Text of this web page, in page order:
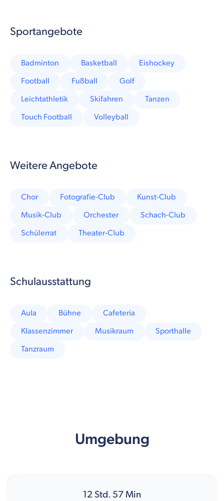
Sportangebote
Badminton Basketball
Eishockey
Football
Fußball
Golf
Leichtathletik
Skifahren
Tanzen
Touch Football
Volleyball
Weitere Angebote
Chor Fotografie-Club
Kunst-Club
Musik-Club
Orchester
Schach-Club
Schülerrat
Theater-Club
Schulausstattung
Aula Bühne
Cafeteria
Klassenzimmer
Musikraum
Sporthalle
Tanzraum
Umgebung
12 Std. 57Min